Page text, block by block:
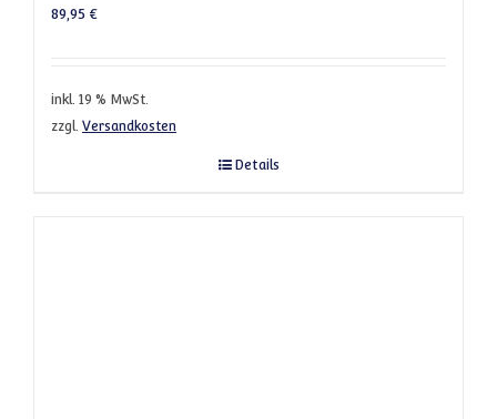
89,95 €
inkl. 19 % MwSt.
zzgl. Versandkosten
Details